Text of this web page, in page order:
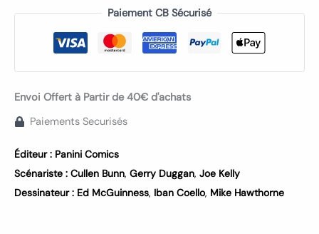
Paiement CB Sécurisé
Envoi Offert à Partir de 40€ d'achats
Paiements Securisés
Éditeur : Panini Comics
Scénariste : Cullen Bunn, Gerry Duggan, Joe Kelly
Dessinateur : Ed McGuinness, Iban Coello, Mike Hawthorne